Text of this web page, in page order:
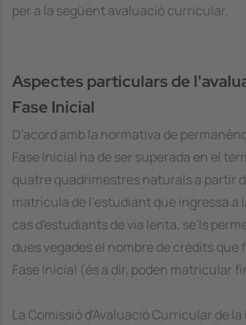
per a la següent avaluació curricular.
Aspectes particulars de
Fase Inicial
D'acord amb la normativa de
Fase Inicial ha de ser superada en el
quatre quadrimestres naturals a partir
matrícula de l'estudiant que ingressa a
cas d'estudiants de via lenta, se'ls
dues vegades el nombre de crèdits que
Fase Inicial (és a dir, poden matricular
La Comissió d'Avaluació Curricular de